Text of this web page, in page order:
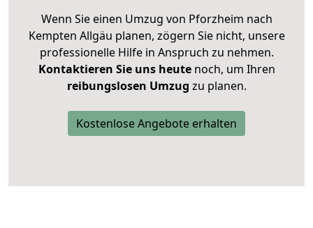
Wenn Sie einen Umzug von Pforzheim nach
Kempten Allgäu planen, zögern Sie nicht, unsere
professionelle Hilfe in Anspruch zu nehmen.
Kontaktieren Sie uns heutenoch, um Ihren
reibungslosen Umzug zu planen.
Kostenlose Angebote erhalten